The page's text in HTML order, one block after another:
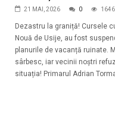
21 MAI, 2026 0 1646
Dezastru la graniță! Cursele
Nouă de Usije, au fost
planurile de vacanță ruinate.
sârbesc, iar vecinii noștri
situația! Primarul Adrian